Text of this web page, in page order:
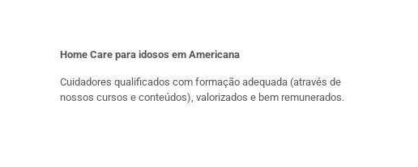
Home Care para idosos em Americana
Cuidadores qualificados com formação adequada (através de
nossos cursos e conteúdos), valorizados e bem remunerados.